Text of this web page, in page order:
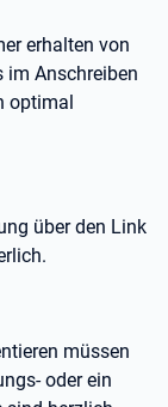
erhalten von
im Anschreiben
optimal
über den Link
müssen
oder ein